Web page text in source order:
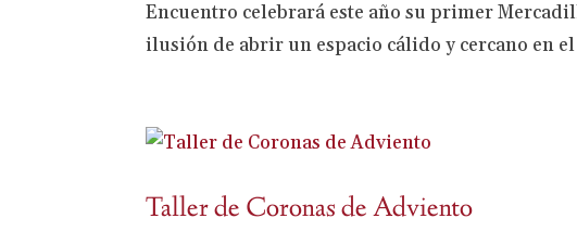
Encuentro celebrará este año su primer
ilusión de abrir un espacio cálido y cercano en
Taller de Coronas de Adviento